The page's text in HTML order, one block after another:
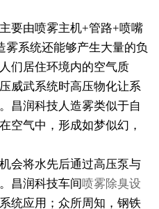
主要由喷雾主机+管路+喷嘴
雾系统还能够产生大量的负
们居住环境内的空气质
威武系统时高压物化让系
昌润科技人造雾类似于自
空气中，形成如梦似幻，
会将水先后通过高压泵与
昌润科技车间喷雾除臭设
系统应用；众所周知，钢铁